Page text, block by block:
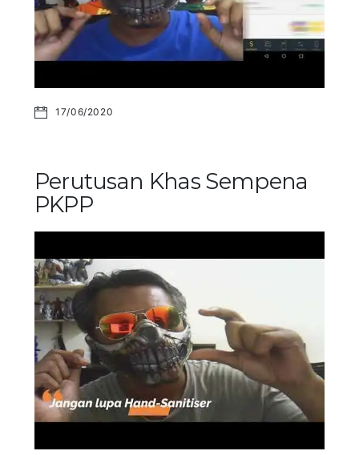
17/06/2020
Perutusan Khas Sempena
PKPP